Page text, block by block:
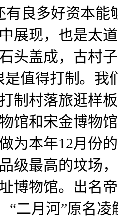
良多好资本
展现，也是太
头盖成，古村
值得打制。
制村落旅逛样
馆和宋金博物
为本年12月份
级最高的坟场
博物馆。出名
“二月河”原名